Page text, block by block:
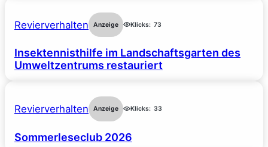
Revierverhalten Anzeige Klicks: 73
Insektennisthilfe im Landschaftsgarten des
Umweltzentrums restauriert
Revierverhalten Anzeige Klicks: 33
Sommerleseclub 2026